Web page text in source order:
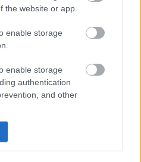
the website or app.
enable storage
enable storage
authentication
and other
személyesen Hitler